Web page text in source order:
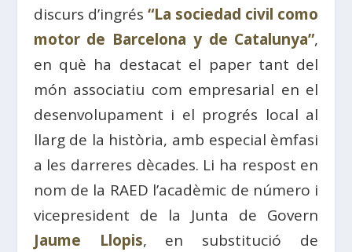
discurs d’ingrés “La sociedad civil como
motor de Barcelona y de Catalunya”,
en què ha destacat el paper tant del
món associatiu com empresarial en el
desenvolupament i el progrés local al
llarg de la història, amb especial èmfasi
a les darreres dècades. Li ha respost en
nom de la RAED l’acadèmic de número i
vicepresident de la Junta de Govern
Jaume Llopis, en substitució de